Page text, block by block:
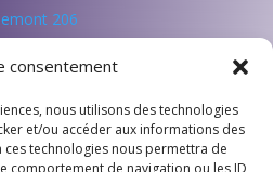
consentement
nous utilisons des technologies
et/ou accéder aux informations des
technologies nous permettra de
comportement de navigation ou les ID
206
– Huy)
sur les réseaux!